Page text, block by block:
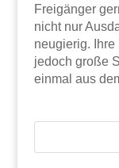
Freigänger
nicht nur
neugierig. Ihre
jedoch große
einmal aus